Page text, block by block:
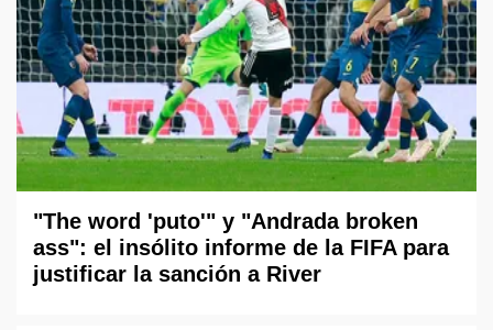
"The word 'puto'" y "Andrada broken
ass": el insólito informe de la FIFA para
justificar la sanción a River